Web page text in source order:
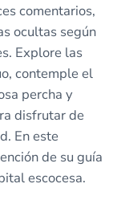
comentarios,
ocultas según
Explore las
contemple el
percha y
disfrutar de
En este
de su guía
escocesa.